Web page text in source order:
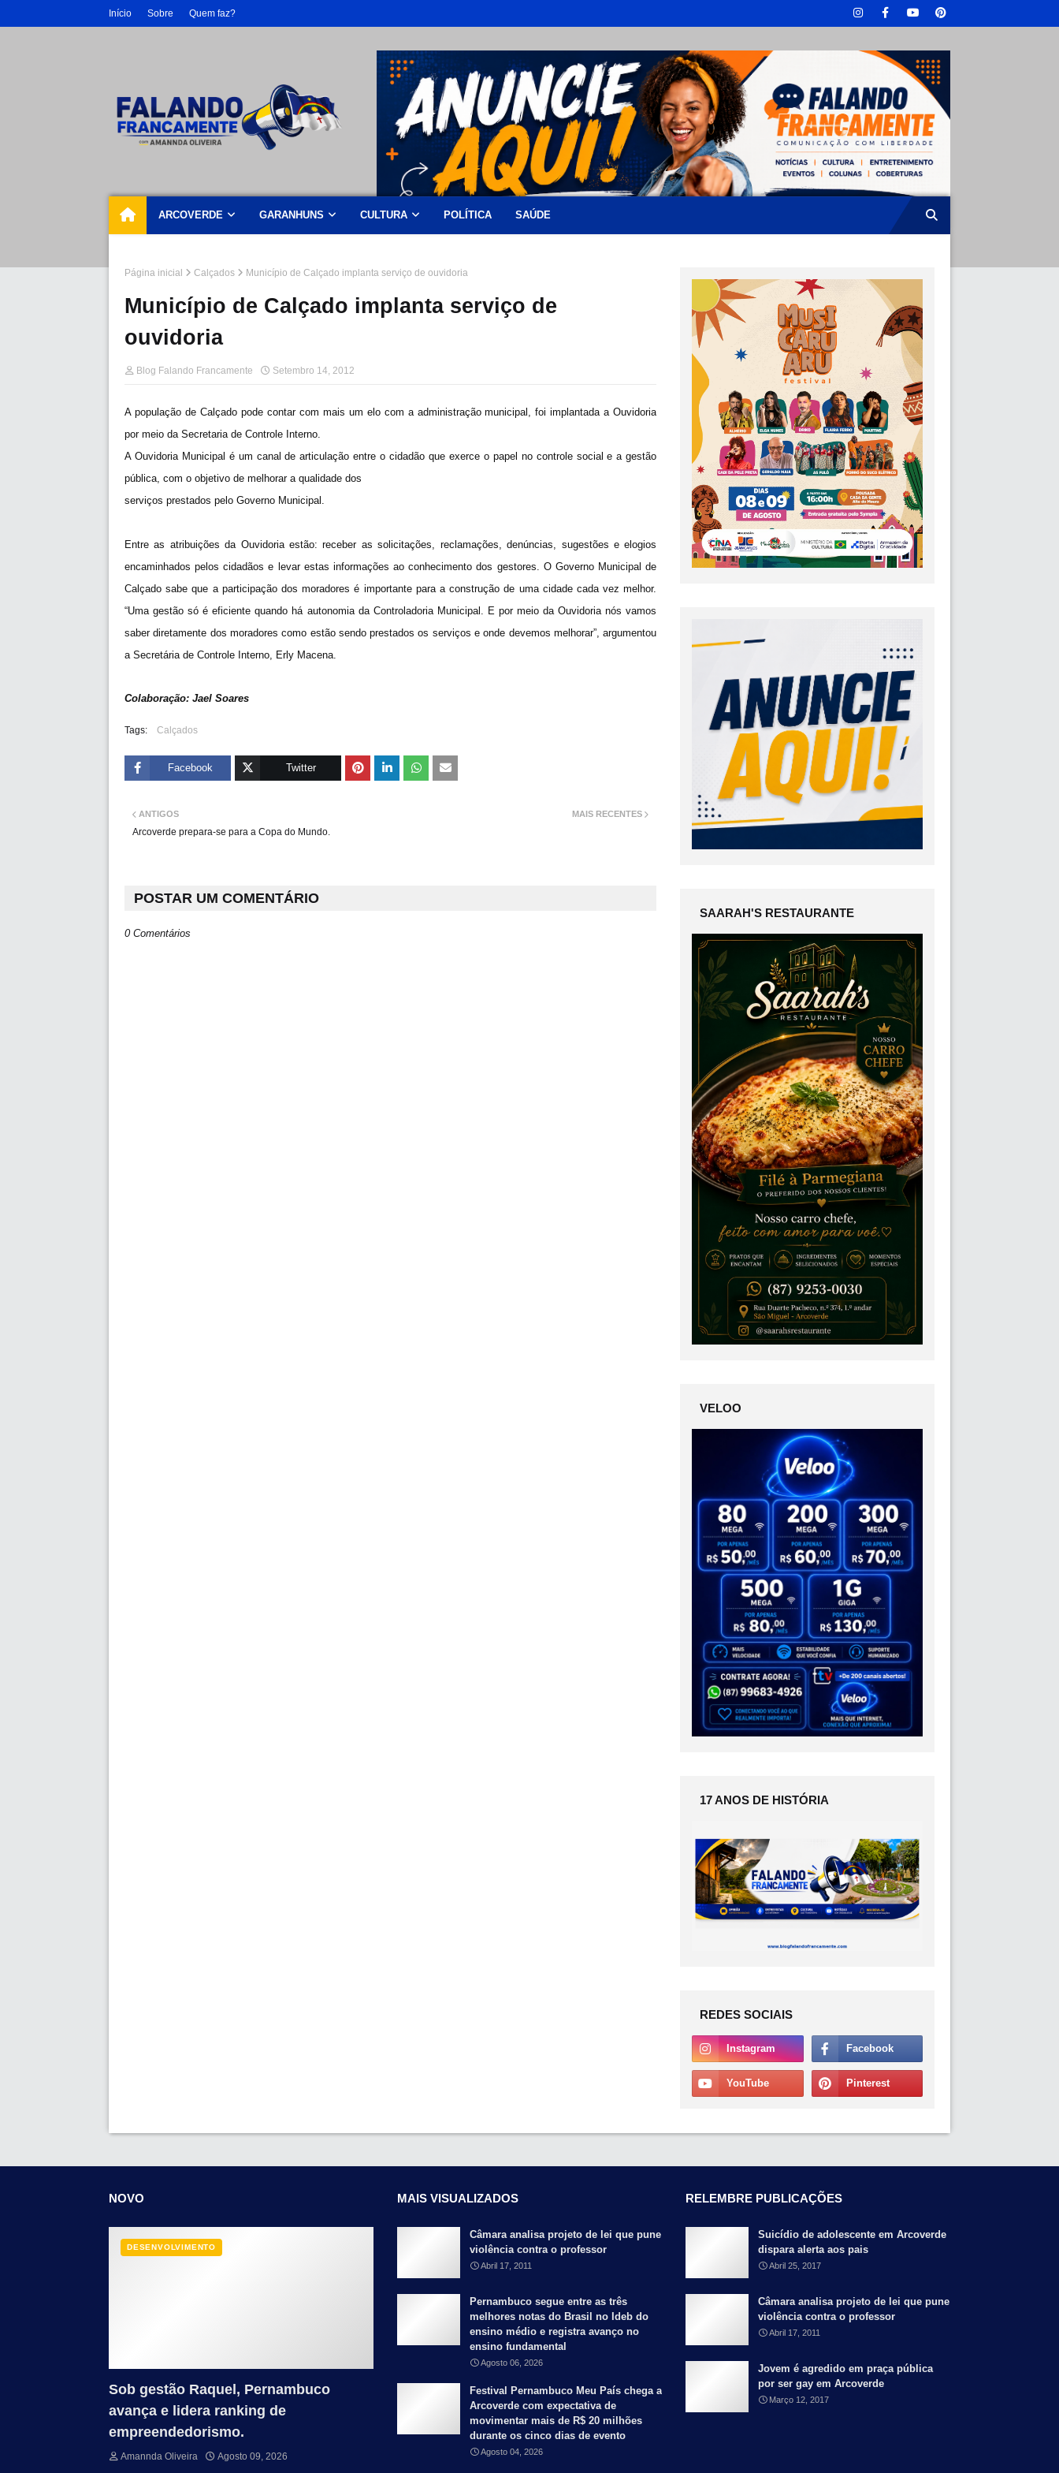
Início Sobre Quem faz?
ARCOVERDE GARANHUNS CULTURA POLÍTICA SAÚDE
Página inicial Calçados Município de Calçado implanta serviço de ouvidoria
Município de Calçado implanta serviço de
ouvidoria
Blog Falando Francamente Setembro 14, 2012
A população de Calçado pode contar com mais um elo com a administração municipal, foi implantada a Ouvidoria
por meio da Secretaria de Controle Interno.
A Ouvidoria Municipal é um canal de articulação entre o cidadão que exerce o papel no controle social e a gestão
pública, com o objetivo de melhorar a qualidade dos
serviços prestados pelo Governo Municipal.
Entre as atribuições da Ouvidoria estão: receber as solicitações, reclamações, denúncias, sugestões e elogios
encaminhados pelos cidadãos e levar estas informações ao conhecimento dos gestores. O Governo Municipal de
Calçado sabe que a participação dos moradores é importante para a construção de uma cidade cada vez melhor.
“Uma gestão só é eficiente quando há autonomia da Controladoria Municipal. E por meio da Ouvidoria nós vamos
saber diretamente dos moradores como estão sendo prestados os serviços e onde devemos melhorar”, argumentou
a Secretária de Controle Interno, Erly Macena.
Colaboração: Jael Soares
Tags: Calçados
Facebook Twitter
MAIS RECENTES
ANTIGOS
Arcoverde prepara-se para a Copa do Mundo.
POSTAR UM COMENTÁRIO
0 Comentários
SAARAH'S RESTAURANTE
VELOO
17 ANOS DE HISTÓRIA
REDES SOCIAIS
NOVO
DESENVOLVIMENTO
Sob gestão Raquel, Pernambuco
avança e lidera ranking de
empreendedorismo.
Amannda Oliveira Agosto 09, 2026
MAIS VISUALIZADOS
Câmara analisa projeto de lei que pune
violência contra o professor
Abril 17, 2011
Pernambuco segue entre as três
melhores notas do Brasil no Ideb do
ensino médio e registra avanço no
ensino fundamental
Agosto 06, 2026
Festival Pernambuco Meu País chega a
Arcoverde com expectativa de
movimentar mais de R$ 20 milhões
durante os cinco dias de evento
Agosto 04, 2026
RELEMBRE PUBLICAÇÕES
Suicídio de adolescente em Arcoverde
dispara alerta aos pais
Abril 25, 2017
Câmara analisa projeto de lei que pune
violência contra o professor
Abril 17, 2011
Jovem é agredido em praça pública
por ser gay em Arcoverde
Março 12, 2017